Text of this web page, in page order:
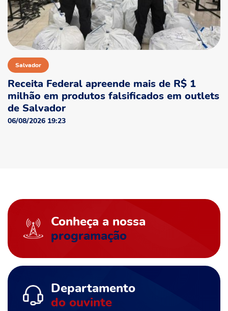
Salvador
Receita Federal apreende mais de R$ 1
milhão em produtos falsificados em outlets
de Salvador
06/08/2026 19:23
Conheça a nossa
programação
Departamento
do ouvinte